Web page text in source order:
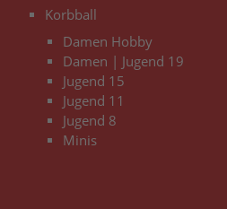
Korbball
Damen Hobby
Damen | Jugend 19
Jugend 15
Jugend 11
Jugend 8
Minis